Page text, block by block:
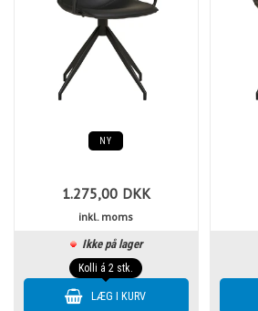
NY
1.275,00 DKK
inkl. moms
Ikke på lager
Kolli á 2 stk.